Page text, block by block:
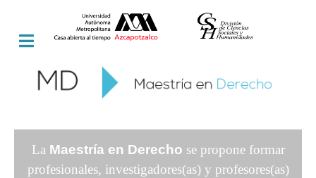
La Maestría en Derecho se propone formar
profesionales, investigadores(as) y profesores(as)